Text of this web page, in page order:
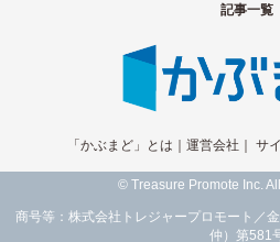
記事一覧
「かぶまど」とは 運営会社 サ
© Treasure Promote Inc.
商号等：株式会社トレジャープロモート／
仲）第581